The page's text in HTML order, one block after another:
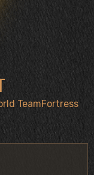
TeamFortress